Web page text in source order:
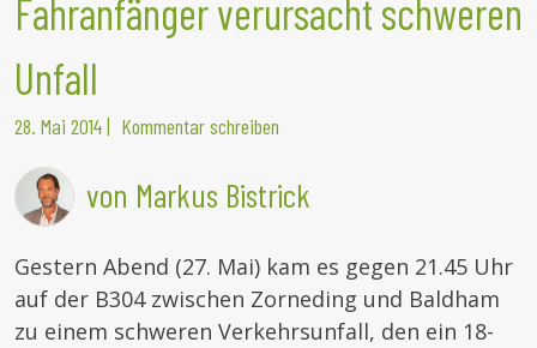
Fahranfänger verursacht schweren
Unfall
28. Mai 2014| Kommentar schreiben
von Markus Bistrick
Gestern Abend (27. Mai) kam es gegen 21.45 Uhr
auf der B304 zwischen Zorneding und Baldham
zu einem schweren Verkehrsunfall, den ein 18-